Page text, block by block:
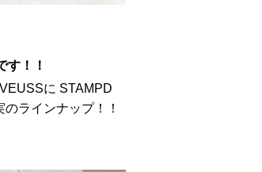
す！！
に STAMPD
ラインナップ！！